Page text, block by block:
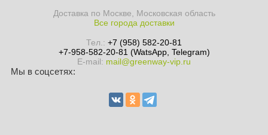
Доставка по Москве, Московская область
Все города доставки
Тел.: +7 (958) 582-20-81
+7-958-582-20-81 (WatsApp, Telegram)
E-mail: mail@greenway-vip.ru
Мы в соцсетях: